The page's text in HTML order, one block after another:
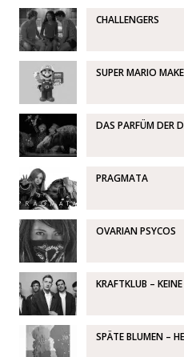
CHALLENGERS
SUPER MARIO
DAS PARFÜM DER
PRAGMATA
OVARIAN PSYCOS
KRAFTKLUB –
SPÄTE BLUMEN –